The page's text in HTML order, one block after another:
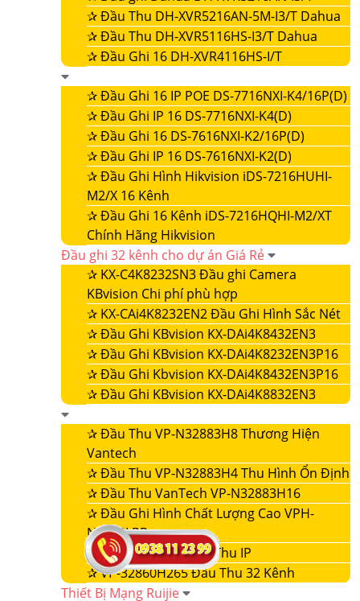
✰Đầu Thu DH-XVR5216AN-5M-I3/T Dahua
✰Đầu Thu DH-XVR5116HS-I3/T Dahua
✰Đầu Ghi 16 DH-XVR4116HS-I/T
✰Đầu Ghi 16 IP POE DS-7716NXI-K4/16P(D)
✰Đầu Ghi IP 16 DS-7716NXI-K4(D)
✰Đầu Ghi 16 DS-7616NXI-K2/16P(D)
✰Đầu Ghi IP 16 DS-7616NXI-K2(D)
✰Đầu Ghi Hình Hikvision iDS-7216HUHI-
M2/X 16 Kênh
✰Đầu Ghi 16 Kênh iDS-7216HQHI-M2/XT
Chính Hãng Hikvision
Đầu ghi 32 kênh cho dự án Giá Rẻ
✰ KX-C4K8232SN3 Đầu ghi Camera
KBvision Chi phí phù hợp
✰ KX-CAi4K8232EN2 Đầu Ghi Hình Sắc Nét
✰Đầu Ghi KBvision KX-DAi4K8432EN3
✰Đầu Ghi KBvision KX-DAi4K8232EN3P16
✰Đầu Ghi Kbvision KX-DAi4K8432EN3P16
✰Đầu Ghi KBvision KX-DAi4K8832EN3
✰Đầu Thu VP-N32883H8 Thương Hiện
Vantech
✰Đầu Thu VP-N32883H4 Thu Hình Ổn Định
✰Đầu Thu VanTech VP-N32883H16
✰Đầu Ghi Hình Chất Lượng Cao VPH-
N4432LPR
✰ VP-32860NVR Đầu Thu IP
✰VP-32860H265 Đầu Thu 32 Kênh
Thiết Bị Mạng Ruijie